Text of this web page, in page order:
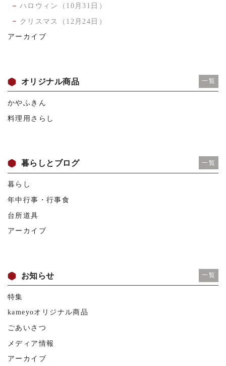
ハロウィン（10月31日）
クリスマス（12月24日）
アーカイブ
オリジナル商品 一覧
かやふきん
料理用さらし
暮らしとブログ 一覧
暮らし
年中行事・行事食
台所道具
アーカイブ
お知らせ 一覧
特集
kameyoオリジナル商品
ごあいさつ
メディア情報
アーカイブ